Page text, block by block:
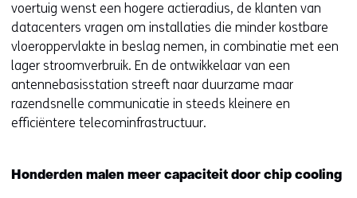
voertuig wenst een hogere actieradius, de klanten van
datacenters vragen om installaties die minder kostbare
vloeroppervlakte in beslag nemen, in combinatie met een
lager stroomverbruik. En de ontwikkelaar van een
antennebasisstation streeft naar duurzame maar
razendsnelle communicatie in steeds kleinere en
efficiëntere telecominfrastructuur.
Honderden malen meer capaciteit door chip cooling